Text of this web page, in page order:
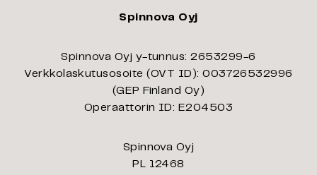
Spinnova Oyj
Spinnova Oyj y-tunnus: 2653299-6
Verkkolaskutusosoite (OVT ID): 003726532996
(GEP Finland Oy)
Operaattorin ID: E204503
Spinnova Oyj
PL 12468